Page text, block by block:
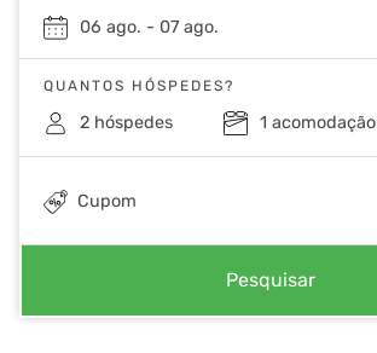
06 ago. - 07 ago.
QUANTOS HÓSPEDES?
2 hóspedes 1 acomodação
Cupom
Pesquisar